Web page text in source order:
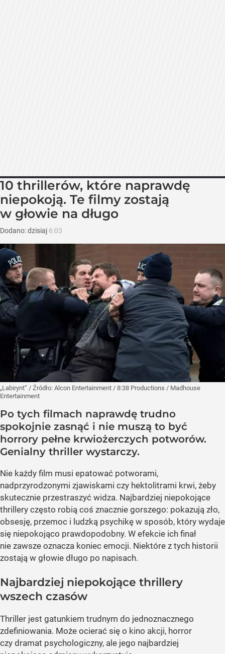
10 thrillerów, które naprawdę
niepokoją. Te filmy zostają
w głowie na długo
Dodano:dzisiaj 6:03
„Labirynt” / Źródło: Alcon Entertainment / 8:38 Productions / Madhouse
Entertainment
Po tych filmach naprawdę trudno
spokojnie zasnąć i nie muszą to być
horrory pełne krwiożerczych potworów.
Genialny thriller wystarczy.
Nie każdy film musi epatować potworami,
nadprzyrodzonymi zjawiskami czy hektolitrami krwi, żeby
skutecznie przestraszyć widza. Najbardziej niepokojące
thrillery często robią coś znacznie gorszego: pokazują zło,
obsesję, przemoc i ludzką psychikę w sposób, który wydaje
się niepokojąco prawdopodobny. W efekcie ich finał
nie zawsze oznacza koniec emocji. Niektóre z tych historii
zostają w głowie długo po napisach.
Najbardziej niepokojące thrillery
wszech czasów
Thriller jest gatunkiem trudnym do jednoznacznego
zdefiniowania. Może ocierać się o kino akcji, horror
czy dramat psychologiczny, ale jego najbardziej